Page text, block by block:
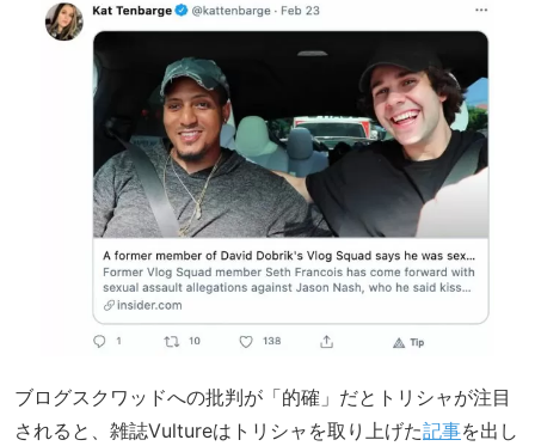
ブログスクワッドへの批判が「的確」だとトリシャが注目
されると、雑誌Vultureはトリシャを取り上げた記事を出し